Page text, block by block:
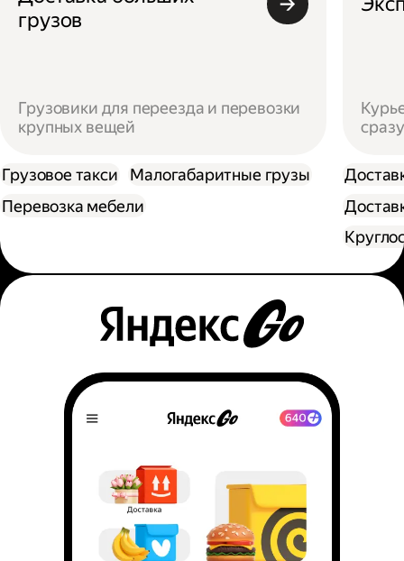
грузов
Грузовики для переезда и перевозки
крупных вещей
Грузовое такси
Малогабаритные грузы
Перевозка мебели